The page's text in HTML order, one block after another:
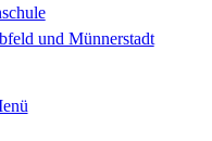
und Münnerstadt